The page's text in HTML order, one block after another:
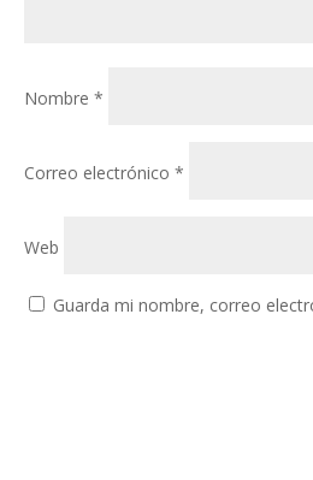
Nombre*
Correo electrónico*
Web
Guarda mi nombre, correo